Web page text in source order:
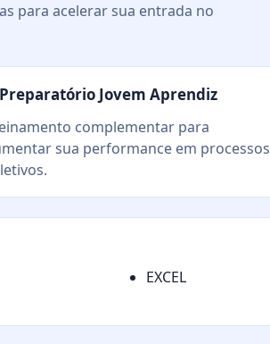
para acelerar sua entrada no
Preparatório Jovem Aprendiz
complementar para
sua performance em processos
EXCEL